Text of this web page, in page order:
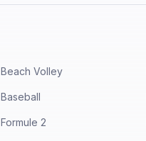
Beach Volley
Baseball
Formule 2